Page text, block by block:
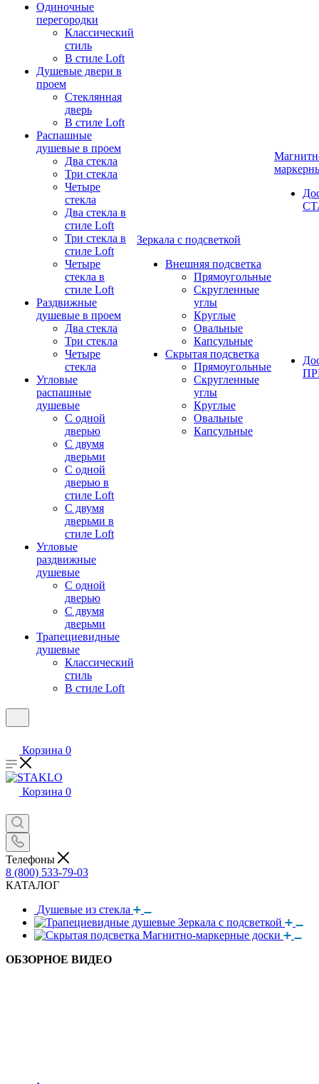
Одиночные
перегородки
Классический
стиль
В стиле Loft
Душевые двери в
проем
Стеклянная
дверь
В стиле Loft
Распашные
душевые в проем
Два стекла
Три стекла
Четыре
стекла
Два стекла в
стиле Loft
Три стекла в
стиле Loft
Четыре
стекла в
стиле Loft
Раздвижные
душевые в проем
Два стекла
Три стекла
Четыре
стекла
Угловые
распашные
душевые
С одной
дверью
С двумя
дверьми
С одной
дверью в
стиле Loft
С двумя
дверьми в
стиле Loft
Угловые
раздвижные
душевые
С одной
дверью
С двумя
дверьми
Трапециевидные
душевые
Классический
стиль
В стиле Loft
Зеркала с подсветкой
Внешняя подсветка
Прямоугольные
Скругленные
углы
Круглые
Овальные
Капсульные
Скрытая подсветка
Прямоугольные
Скругленные
углы
Круглые
Овальные
Капсульные
Корзина 0
Корзина 0
Телефоны
8 (800) 533-79-03
КАТАЛОГ
Душевые из стекла
Зеркала с подсветкой
Магнитно-маркерные доски
ОБЗОРНОЕ ВИДЕО